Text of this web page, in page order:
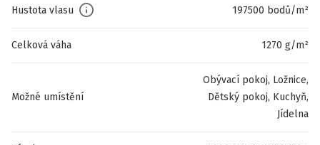
Hustota vlasu 197500 bodů/m²
Celková váha 1270 g/m²
Možné umístění
Obývací pokoj, Ložnice,
Dětský pokoj, Kuchyň,
Jídelna